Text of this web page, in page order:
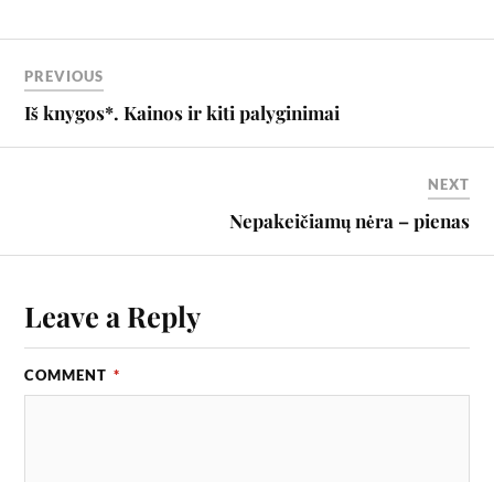
PREVIOUS
Iš knygos*. Kainos ir kiti palyginimai
NEXT
Nepakeičiamų nėra – pienas
Leave a Reply
COMMENT *